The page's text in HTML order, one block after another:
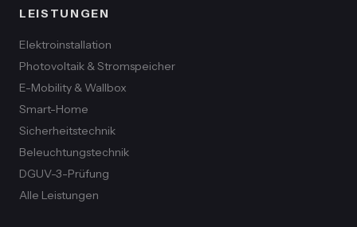
LEISTUNGEN
Elektroinstallation
Photovoltaik & Stromspeicher
E-Mobility & Wallbox
Smart-Home
Sicherheitstechnik
Beleuchtungstechnik
DGUV-3-Prüfung
Alle Leistungen